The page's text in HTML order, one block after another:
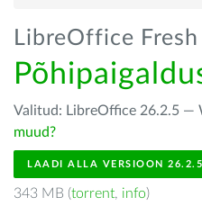
LibreOffice Fresh
Valitud: LibreOffice 26.2.5 —
muud?
LAADI ALLA VERSIOON 26.2.5
343 MB (torrent, info)